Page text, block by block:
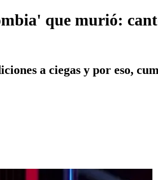
que murió:
a ciegas y por eso,